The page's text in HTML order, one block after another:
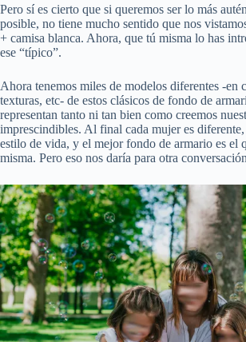
Pero sí es cierto que si queremos ser lo más
posible, no tiene mucho sentido que nos
+ camisa blanca. Ahora, que tú misma lo has
ese “típico”.
Ahora tenemos miles de modelos diferentes -en
texturas, etc- de estos clásicos de fondo de
representan tanto ni tan bien como creemos
imprescindibles. Al final cada mujer es
estilo de vida, y el mejor fondo de armario es el
misma. Pero eso nos daría para otra